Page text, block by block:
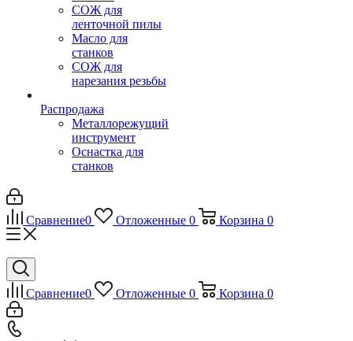
СОЖ для
ленточной пилы
Масло для
станков
СОЖ для
нарезания резьбы
Распродажа
Металлорежущий
инструмент
Оснастка для
станков
Сравнение0 Отложенные 0 Корзина 0
Сравнение0 Отложенные 0 Корзина 0